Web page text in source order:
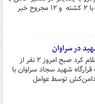
سراوان، کیلومتر ۳۵ با ۲ کشته و ۱۲ مجروح خبر
در سراوان
قرارگاه قدس سپاه اعلام کرد صبح امروز ۲ نفر از
شهید سجاد سراوان با
دامن‌کش توسط عوامل